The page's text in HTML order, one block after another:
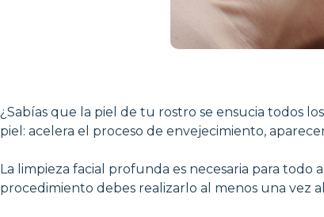
¿Sabías que la piel de tu rostro se ensucia todos
piel: acelera el proceso de envejecimiento,
La limpieza facial profunda es necesaria para
procedimiento debes realizarlo al menos una vez